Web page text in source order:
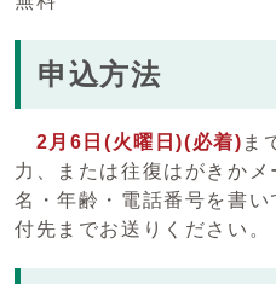
申込方法
2月6日(火曜日)(必着) ま
力、または往復はがきか
名・年齢・電話番号を書
付先までお送りください。